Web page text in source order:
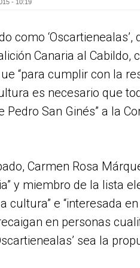
- 10:19
como ‘Oscartienealas’,
Canaria al Cabildo,
“para cumplir con la
es necesario que
San Ginés” a la
Carmen Rosa
y miembro de la lista
cultura” e “interesada
en personas
sea la